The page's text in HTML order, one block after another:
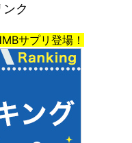
ク
サプリ登場！